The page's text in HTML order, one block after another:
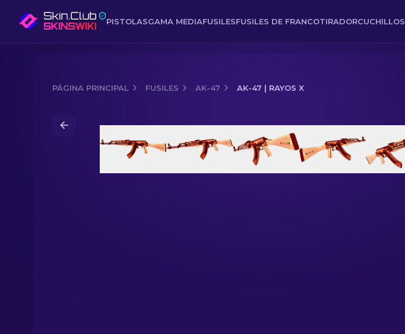
PISTOLASGAMA MEDIAFUSILESFUSILES DE FRANCOTIRADORCUCHILLOS
PÁGINA PRINCIPAL FUSILES AK-47 AK-47 | RAYOS X